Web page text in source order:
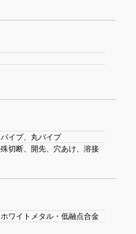
イプ、丸パイプ
切断、開先、穴あけ、溶接
ワイトメタル・低融点合金